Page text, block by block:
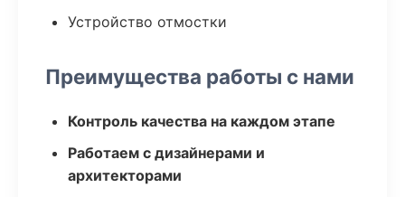
Устройство отмостки
Преимущества работы с нами
Контроль качества на каждом этапе
Работаем с дизайнерами и
архитекторами